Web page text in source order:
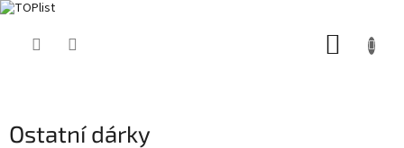
Ostatní dárky